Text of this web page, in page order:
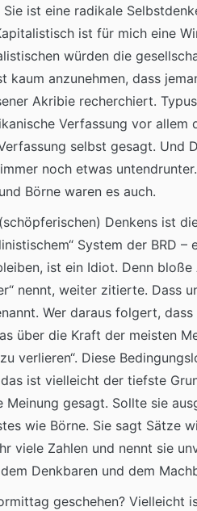
ist eine radikale
ist für mich eine
würden die
kaum anzunehmen, dass
Akribie recherchiert.
Verfassung vor
selbst gesagt. Und
noch etwas
Börne waren es auch.
Denkens ist
System der BRD
ist ein Idiot. Denn
nennt, weiter zitierte. Dass
Wer daraus folgert,
über die Kraft der meisten
verlieren“. Diese
ist vielleicht der tiefste
Meinung gesagt. Sollte sie
wie Börne. Sie sagt Sätze
viele Zahlen und nennt sie
Denkbaren und dem
geschehen? Vielleicht